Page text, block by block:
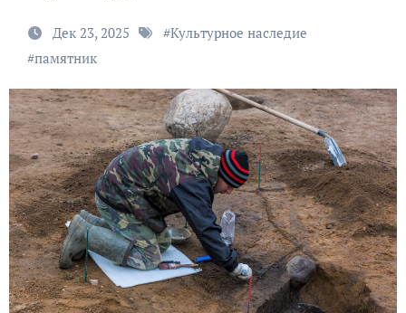
Дек 23, 2025 #Культурное наследие
#памятник